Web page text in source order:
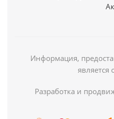
Информация,
является
Разработка и